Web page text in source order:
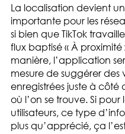
La localisation devient
importante pour les
si bien que TikTok
flux baptisé « À proximité
manière, l’application
mesure de suggérer des
enregistrées juste à côté
où l’on se trouve. Si pour
utilisateurs, ce type
plus qu’apprécié, ça